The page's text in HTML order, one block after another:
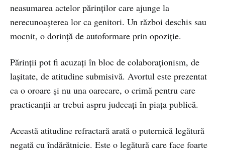
neasumarea actelor părinților care ajunge la
nerecunoașterea lor ca genitori. Un război deschis sau
mocnit, o dorință de autoformare prin opoziție.
Părinții pot fi acuzați în bloc de colaboraționism, de
lașitate, de atitudine submisivă. Avortul este prezentat
ca o oroare și nu una oarecare, o crimă pentru care
practicanții ar trebui aspru judecați în piața publică.
Această atitudine refractară arată o puternică legătură
negată cu îndărătnicie. Este o legătură care face foarte